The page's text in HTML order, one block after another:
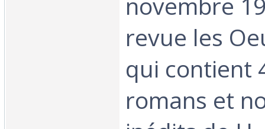
revue les
qui contient
romans et